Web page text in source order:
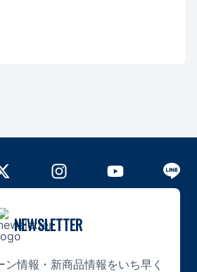
NEWSLETTER
ン情報・新商品情報をいち早く